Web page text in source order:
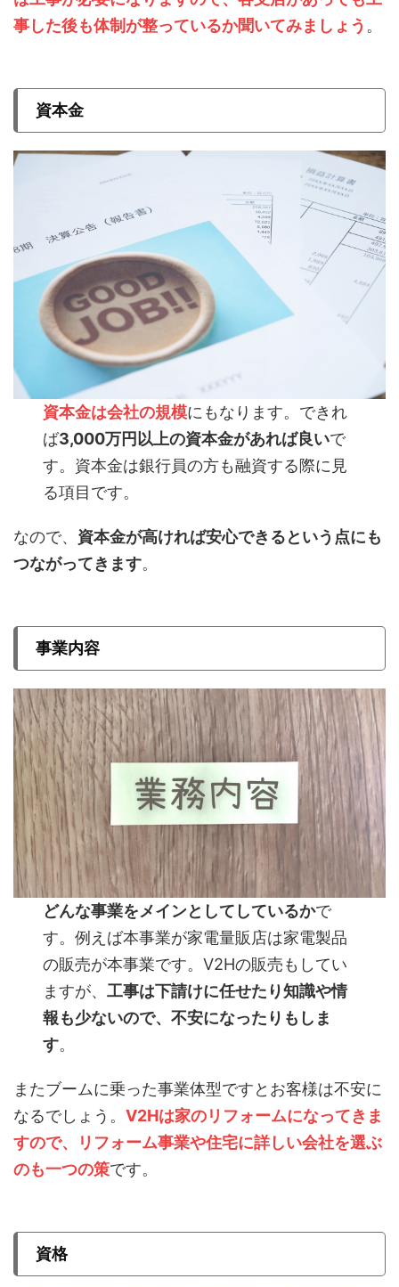
事した後も体制が整っているか聞いてみましょう 。
資本金
資本金は会社の規模にもなります。できれ
ば3,000万円以上の資本金があれば良いで
す。資本金は銀行員の方も融資する際に見
る項目です。
なので、 資本金が高ければ安心できるという点にも
つながってきます。
事業内容
どんな事業をメインとしてしているかで
す。例えば本事業が家電量販店は家電製品
の販売が本事業です。V2Hの販売もしてい
ますが、工事は下請けに任せたり知識や情
報も少ないので、不安になったりもしま
す。
またブームに乗った事業体型ですとお客様は不安に
なるでしょう。 V2Hは家のリフォームになってきま
すので、リフォーム事業や住宅に詳しい会社を選ぶ
のも一つの策です。
資格